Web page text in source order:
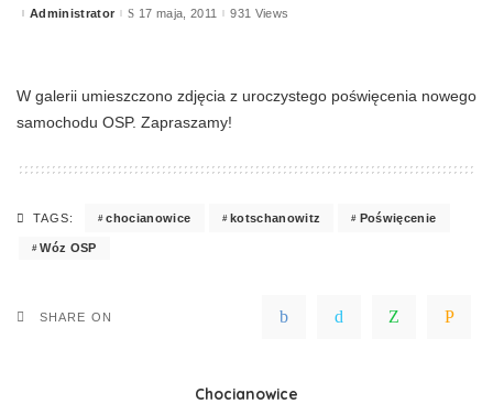
Posted
Administrator 17 maja, 2011 931 Views
W galerii umieszczono zdjęcia z uroczystego poświęcenia nowego
samochodu OSP. Zapraszamy!
TAGS: chocianowice kotschanowitz Poświęcenie
Wóz OSP
SHARE ON
Chocianowice